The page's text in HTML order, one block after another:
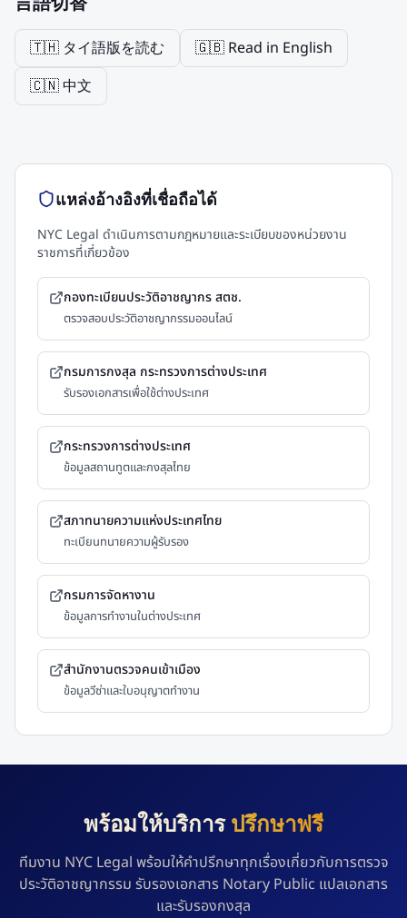
🇹🇭 タイ語版を読む
🇬🇧 Read in English
🇨🇳 中文
แหล่งอ้างอิงที่เชื่อถือได้
NYC Legal ดำเนินการตามกฎหมายและระเบียบของหน่วยงาน
ราชการที่เกี่ยวข้อง
กองทะเบียนประวัติอาชญากร สตช.
ตรวจสอบประวัติอาชญากรรมออนไลน์
กรมการกงสุล กระทรวงการต่างประเทศ
รับรองเอกสารเพื่อใช้ต่างประเทศ
กระทรวงการต่างประเทศ
ข้อมูลสถานทูตและกงสุลไทย
สภาทนายความแห่งประเทศไทย
ทะเบียนทนายความผู้รับรอง
กรมการจัดหางาน
ข้อมูลการทำงานในต่างประเทศ
สำนักงานตรวจคนเข้าเมือง
ข้อมูลวีซ่าและใบอนุญาตทำงาน
พร้อมให้บริการปรึกษาฟรี
ทีมงาน NYC Legal พร้อมให้คำปรึกษาทุกเรื่องเกี่ยวกับการตรวจ
ประวัติอาชญากรรม รับรองเอกสาร Notary Public แปลเอกสาร
และรับรองกงสุล